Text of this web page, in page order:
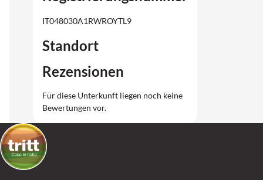
IT048030A1RWROYTL9
Standort
Rezensionen
Für diese Unterkunft liegen noch keine
Bewertungen vor.